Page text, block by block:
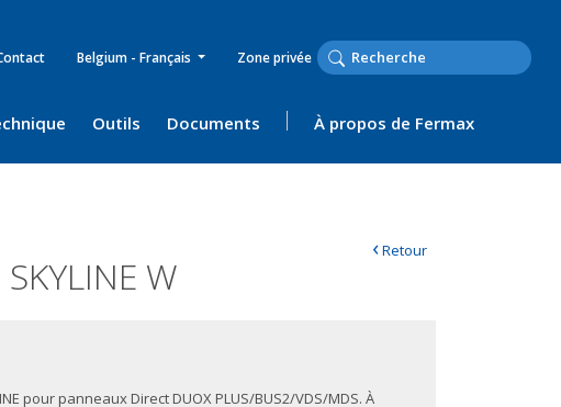
Belgium - Français Zone privée
Outils Documents À propos de Fermax
W
‹Retour
pour panneaux Direct DUOX PLUS/BUS2/VDS/MDS. À